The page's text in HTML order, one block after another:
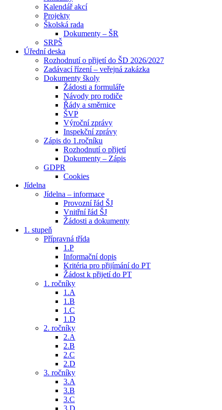
Kalendář akcí
Projekty
Školská rada
Dokumenty – ŠR
SRPŠ
Úřední deska
Rozhodnutí o přijetí do ŠD 2026/2027
Zadávací řízení – veřejná zakázka
Dokumenty školy
Žádosti a formuláře
Návody pro rodiče
Řády a směrnice
ŠVP
Výroční zprávy
Inspekční zprávy
Zápis do 1.ročníku
Rozhodnutí o přijetí
Dokumenty – Zápis
GDPR
Cookies
Jídelna
Jídelna – informace
Provozní řád ŠJ
Vnitřní řád ŠJ
Žádosti a dokumenty
1. stupeň
Přípravná třída
1.P
Informační dopis
Kritéria pro přijímání do PT
Žádost k přijetí do PT
1. ročníky
1.A
1.B
1.C
1.D
2. ročníky
2.A
2.B
2.C
2.D
3. ročníky
3.A
3.B
3.C
3.D